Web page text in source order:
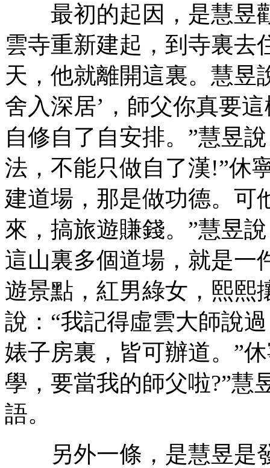
最初的起因，是慧昱
雲寺重新建起，到寺裏去
天，他就離開這裏。慧昱
舍入深居’，師父你真要
自修自了自安排。”慧昱
法，不能只做自了漢!”休
建道場，那是做功德。可
來，搞旅遊賺錢。”慧昱
這山裏多個道場，就是一
遊景點，紅男綠女，熙熙
說：“我記得虛雲大師說
婊子房裏，皆可辦道。”
學，要當我的師父啦?”慧
語。
另外一條，是慧昱是發